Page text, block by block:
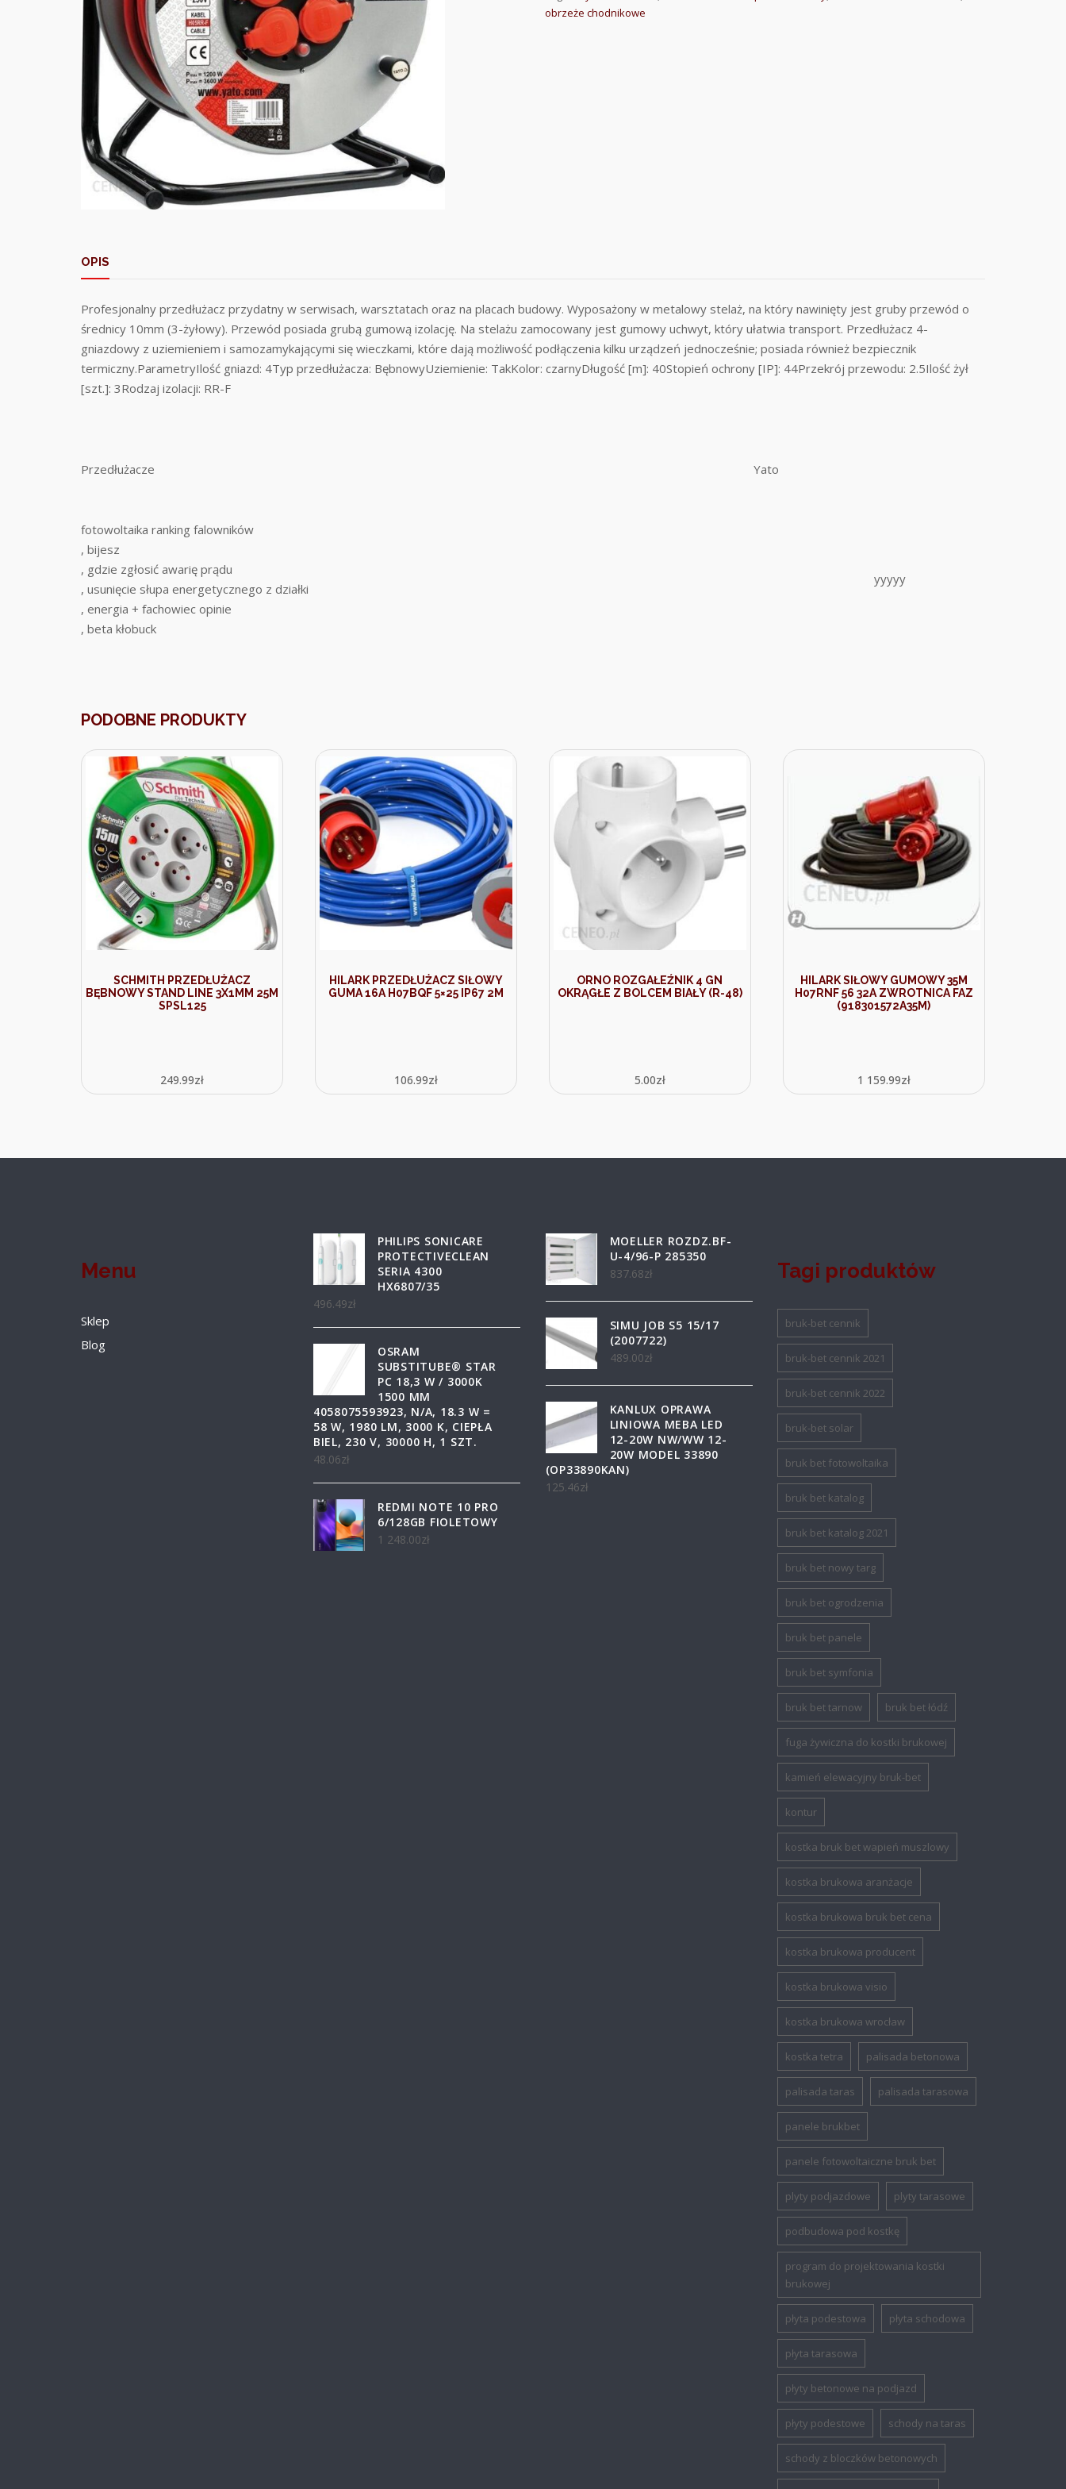
obrzeże chodnikowe
OPIS
Profesjonalny przedłużacz przydatny w serwisach, warsztatach oraz na placach budowy. Wyposażony w metalowy stelaż, na który nawinięty jest gruby przewód o
średnicy 10mm (3-żyłowy). Przewód posiada grubą gumową izolację. Na stelażu zamocowany jest gumowy uchwyt, który ułatwia transport. Przedłużacz 4-
gniazdowy z uziemieniem i samozamykającymi się wieczkami, które dają możliwość podłączenia kilku urządzeń jednocześnie; posiada również bezpiecznik
termiczny.ParametryIlość gniazd: 4Typ przedłużacza: BębnowyUziemienie: TakKolor: czarnyDługość [m]: 40Stopień ochrony [IP]: 44Przekrój przewodu: 2.5Ilość żył
[szt.]: 3Rodzaj izolacji: RR-F
Przedłużacze Yato
fotowoltaika ranking falowników
, bijesz
, gdzie zgłosić awarię prądu
, usunięcie słupa energetycznego z działki
, energia + fachowiec opinie
, beta kłobuck
yyyyy
PODOBNE PRODUKTY
SCHMITH PRZEDŁUŻACZ
BĘBNOWY STAND LINE 3X1MM 25M
SPSL125
249.99zł
HILARK PRZEDŁUŻACZ SIŁOWY
GUMA 16A H07BQF 5×25 IP67 2M
106.99zł
ORNO ROZGAŁEŹNIK 4 GN
OKRĄGŁE Z BOLCEM BIAŁY (R-48)
5.00zł
HILARK SIŁOWY GUMOWY 35M
H07RNF 56 32A ZWROTNICA FAZ
(918301572A35M)
1 159.99zł
Menu
Sklep
Blog
PHILIPS SONICARE
PROTECTIVECLEAN
SERIA 4300
HX6807/35
496.49zł
OSRAM
SUBSTITUBE® STAR
PC 18,3 W / 3000K
1500 MM
4058075593923, N/A, 18.3 W =
58 W, 1980 LM, 3000 K, CIEPŁA
BIEL, 230 V, 30000 H, 1 SZT.
48.06zł
REDMI NOTE 10 PRO
6/128GB FIOLETOWY
1 248.00zł
MOELLER ROZDZ.BF-
U-4/96-P 285350
837.68zł
SIMU JOB S5 15/17
(2007722)
489.00zł
KANLUX OPRAWA
LINIOWA MEBA LED
12-20W NW/WW 12-
20W MODEL 33890
(OP33890KAN)
125.46zł
Tagi produktów
bruk-bet cennik
bruk-bet cennik 2021
bruk-bet cennik 2022
bruk-bet solar
bruk bet fotowoltaika
bruk bet katalog
bruk bet katalog 2021
bruk bet nowy targ
bruk bet ogrodzenia
bruk bet panele
bruk bet symfonia
bruk bet tarnow bruk bet łódź
fuga żywiczna do kostki brukowej
kamień elewacyjny bruk-bet
kontur
kostka bruk bet wapień muszlowy
kostka brukowa aranżacje
kostka brukowa bruk bet cena
kostka brukowa producent
kostka brukowa visio
kostka brukowa wrocław
kostka tetra palisada betonowa
palisada taras palisada tarasowa
panele brukbet
panele fotowoltaiczne bruk bet
plyty podjazdowe plyty tarasowe
podbudowa pod kostkę
program do projektowania kostki
brukowej
płyta podestowa płyta schodowa
płyta tarasowa
płyty betonowe na podjazd
płyty podestowe schody na taras
schody z bloczków betonowych